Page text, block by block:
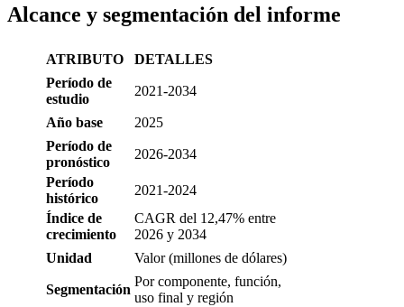
Alcance y segmentación del informe
ATRIBUTO
DETALLES
Período de
estudio
2021-2034
Año base
2025
Período de
pronóstico
2026-2034
Período
histórico
2021-2024
Índice de
crecimiento
CAGR del 12,47% entre
2026 y 2034
Unidad
Valor (millones de dólares)
Segmentación
Por componente, función,
uso final y región